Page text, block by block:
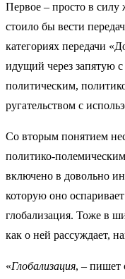
Первое – просто в
стоило бы вести
категориях передачи
идущий через запятую
политическим,
ругательством с
Со вторым понятием
политико-
включено в довольно
которую оно
глобализация. Тоже в
как о ней рассуждает,
«Глобализация, – пишет